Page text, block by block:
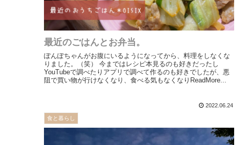
最近のごはんとお弁当。
ぽんぽちゃんがお腹にいるようになってから、料理をしなくな
りました。（笑） 今まではレシピ本見るのも好きだったし
YouTubeで調べたりアプリで調べて作るのも好きでしたが、悪
阻で買い物が行けなくなり、食べる気もなくなりReadMore...
2022.06.24
食と暮らし